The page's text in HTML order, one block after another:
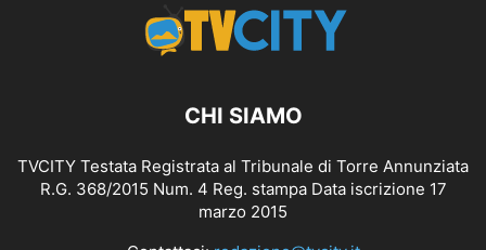
CHI SIAMO
TVCITY Testata Registrata al Tribunale di Torre Annunziata
R.G. 368/2015 Num. 4 Reg. stampa Data iscrizione 17
marzo 2015